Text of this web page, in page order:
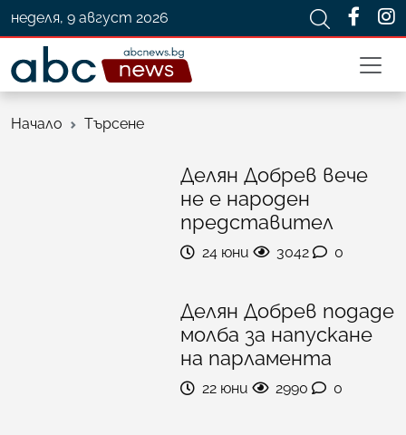
неделя, 9 август 2026
Начало Търсене
Делян Добрев вече
не е народен
представител
24 юни 3042 0
Делян Добрев подаде
молба за напускане
на парламента
22 юни 2990 0